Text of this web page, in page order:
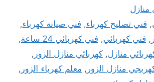
منازل
, فني تصليح كهرباء, فني صيانة كهرباء,
, فني كهربائي, فني كهربائي 24 ساعة
,
منازل, كهربائي منازل الزور ,
منازل الزور , معلم كهرباء الزور ,